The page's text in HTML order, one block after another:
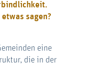
sagen?
eine
die in der